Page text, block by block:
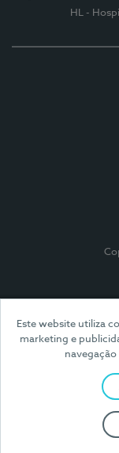
Este website utiliza
marketing e
navegação
HL -